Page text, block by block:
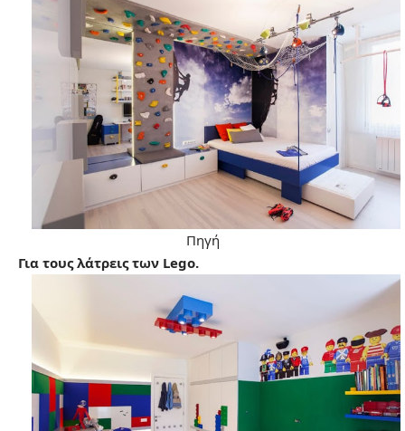
Πηγή
Για τους λάτρεις των Lego.